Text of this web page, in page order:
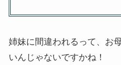
姉妹に間違われるって、お
いんじゃないですかね！